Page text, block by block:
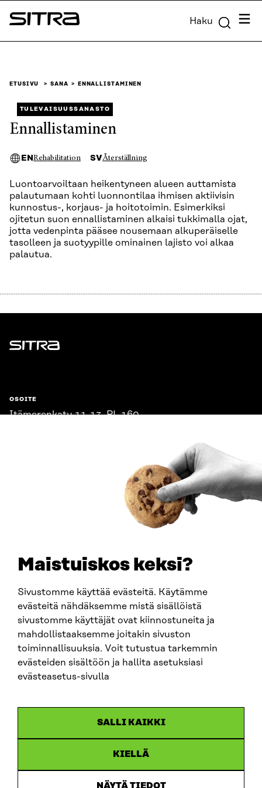
Maistuiskos keksi?
Sivustomme käyttää evästeitä. Käytämme
evästeitä nähdäksemme mistä sisällöistä
sivustomme käyttäjät ovat kiinnostuneita ja
mahdollistaaksemme joitakin sivuston
toiminnallisuuksia. Voit tutustua tarkemmin
evästeiden sisältöön ja hallita asetuksiasi
evästeasetus-sivulla
SALLI KAIKKI
KIELLÄ
NÄYTÄ TIEDOT
Siirry
suoraan
Sitra Haku
ETUSIVU SANA ENNALLISTAMINEN
TULEVAISUUSSANASTO
Ennallistaminen
EN Rehabilitation SVÅterställning
Luontoarvoiltaan heikentyneen alueen auttamista
palautumaan kohti luonnontilaa ihmisen aktiivisin
kunnostus-, korjaus- ja hoitotoimin. Esimerkiksi
ojitetun suon ennallistaminen alkaisi tukkimalla ojat,
jotta vedenpinta pääsee nousemaan alkuperäiselle
tasolleen ja suotyypille ominainen lajisto voi alkaa
palautua.
Sitra
OSOITE
Itämerenkatu 11-13, PL 160,
SITRA SOSIAALISESSA MEDIASSA
LinkedIn
Instagram
YouTube